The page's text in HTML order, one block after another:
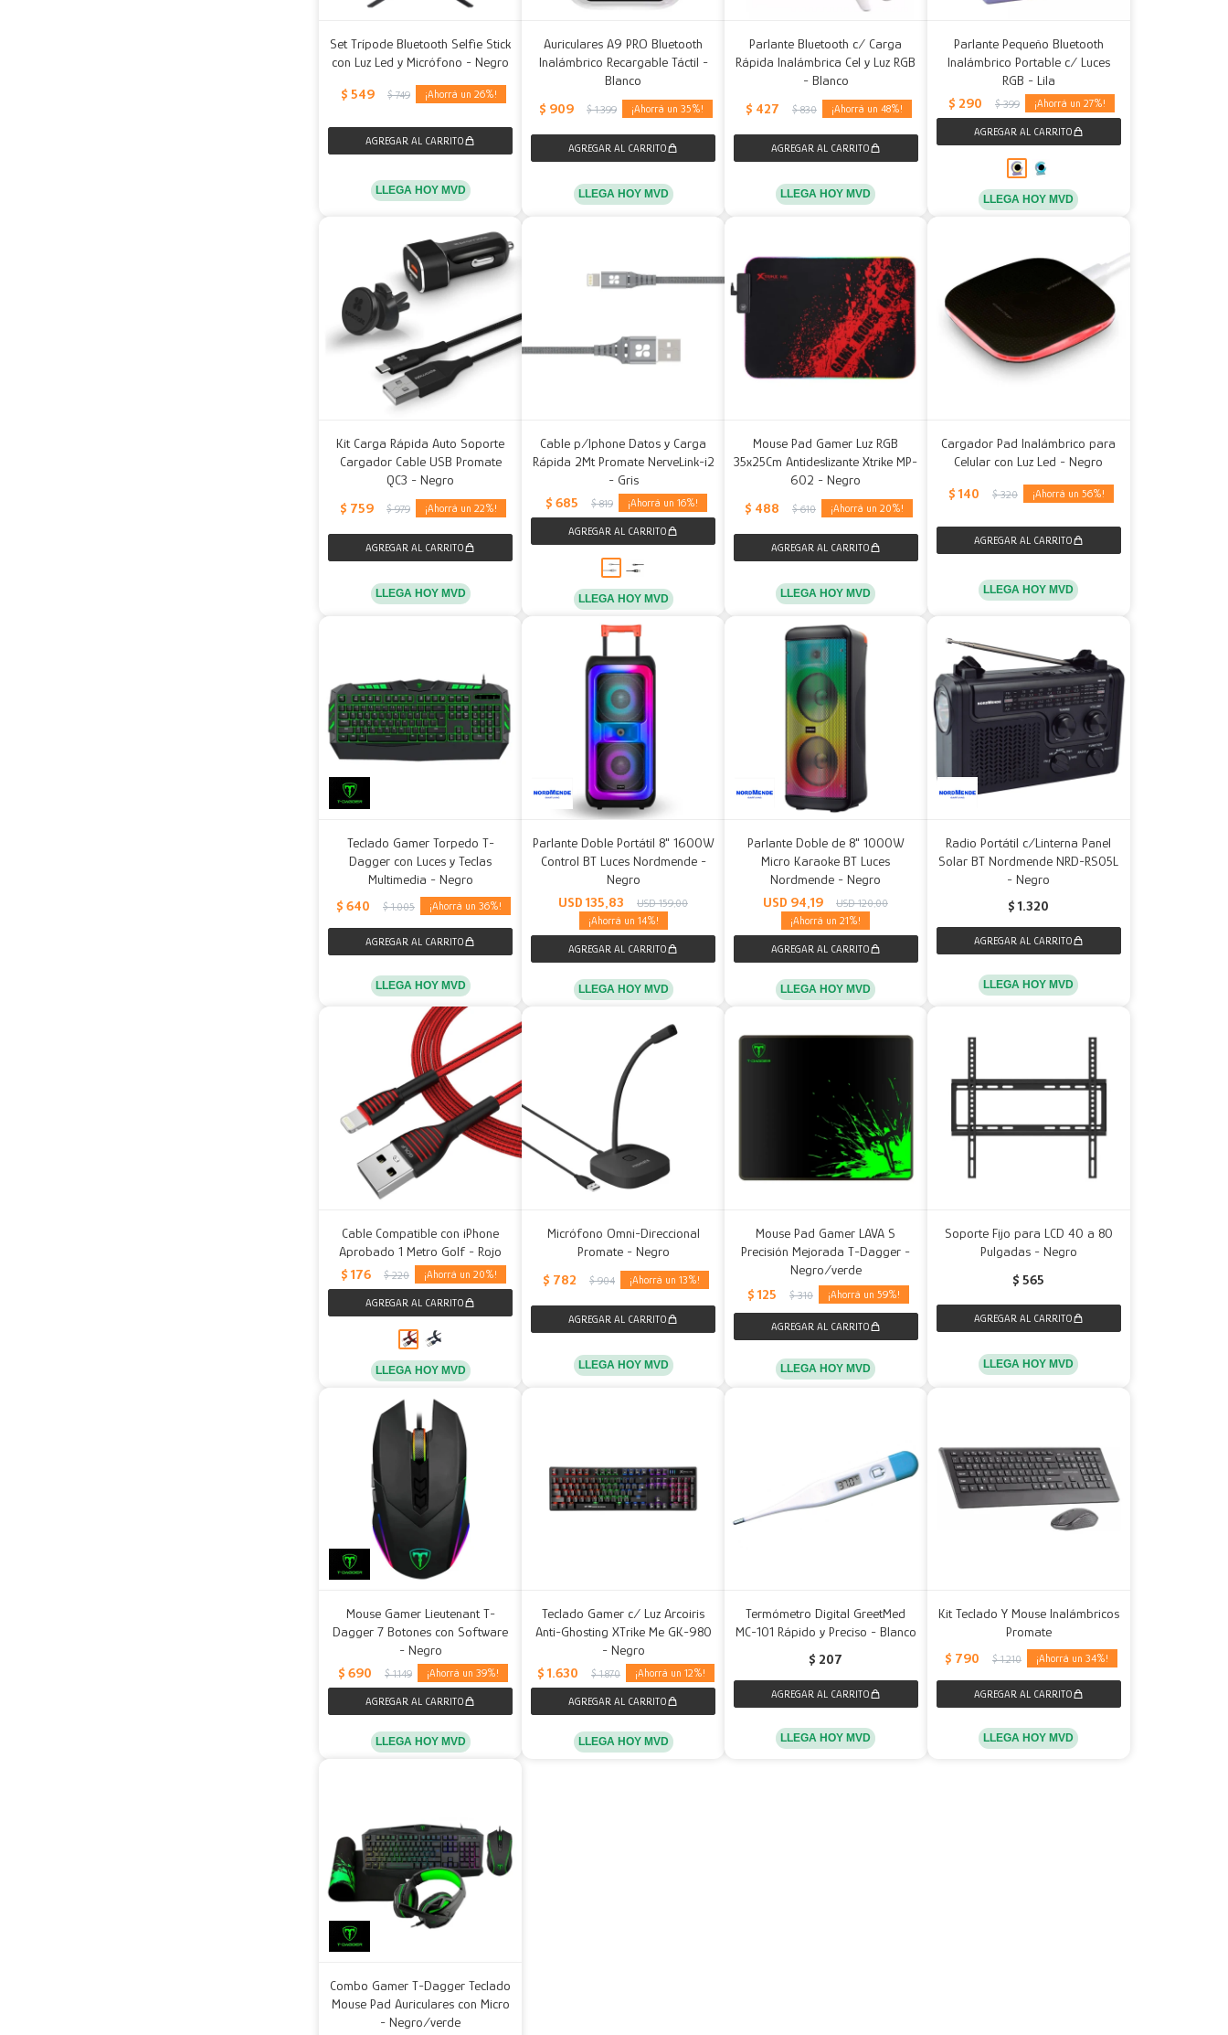
Set Trípode Bluetooth Selfie Stick
con Luz Led y Micrófono - Negro
$ 549 $ 749 26
LLEGA HOY MVD
Auriculares A9 PRO Bluetooth
Inalámbrico Recargable Táctil -
Blanco
$ 909 $ 1.399 35
LLEGA HOY MVD
Parlante Bluetooth c/ Carga
Rápida Inalámbrica Cel y Luz RGB
- Blanco
$ 427 $ 830 48
LLEGA HOY MVD
Parlante Pequeño Bluetooth
Inalámbrico Portable c/ Luces
RGB - Lila
$ 290 $ 399 27
LLEGA HOY MVD
Kit Carga Rápida Auto Soporte
Cargador Cable USB Promate
QC3 - Negro
$ 759 $ 979 22
LLEGA HOY MVD
Cable p/Iphone Datos y Carga
Rápida 2Mt Promate NerveLink-i2
- Gris
$ 685 $ 819 16
LLEGA HOY MVD
Mouse Pad Gamer Luz RGB
35x25Cm Antideslizante Xtrike MP-
602 - Negro
$ 488 $ 610 20
LLEGA HOY MVD
Cargador Pad Inalámbrico para
Celular con Luz Led - Negro
$ 140 $ 320 56
LLEGA HOY MVD
Teclado Gamer Torpedo T-
Dagger con Luces y Teclas
Multimedia - Negro
$ 640 $ 1.005 36
LLEGA HOY MVD
Parlante Doble Portátil 8" 1600W
Control BT Luces Nordmende -
Negro
USD 135,83 USD 159,00
14
LLEGA HOY MVD
Parlante Doble de 8" 1000W
Micro Karaoke BT Luces
Nordmende - Negro
USD 94,19 USD 120,00
21
LLEGA HOY MVD
Radio Portátil c/Linterna Panel
Solar BT Nordmende NRD-RS05L
- Negro
$ 1.320
LLEGA HOY MVD
Cable Compatible con iPhone
Aprobado 1 Metro Golf - Rojo
$ 176 $ 220 20
LLEGA HOY MVD
Micrófono Omni-Direccional
Promate - Negro
$ 782 $ 904 13
LLEGA HOY MVD
Mouse Pad Gamer LAVA S
Precisión Mejorada T-Dagger -
Negro/verde
$ 125 $ 310 59
LLEGA HOY MVD
Soporte Fijo para LCD 40 a 80
Pulgadas - Negro
$ 565
LLEGA HOY MVD
Mouse Gamer Lieutenant T-
Dagger 7 Botones con Software
- Negro
$ 690 $ 1.149 39
LLEGA HOY MVD
Teclado Gamer c/ Luz Arcoiris
Anti-Ghosting XTrike Me GK-980
- Negro
$ 1.630 $ 1.870 12
LLEGA HOY MVD
Termómetro Digital GreetMed
MC-101 Rápido y Preciso - Blanco
$ 207
LLEGA HOY MVD
Kit Teclado Y Mouse Inalámbricos
Promate
$ 790 $ 1.210 34
LLEGA HOY MVD
Combo Gamer T-Dagger Teclado
Mouse Pad Auriculares con Micro
- Negro/verde